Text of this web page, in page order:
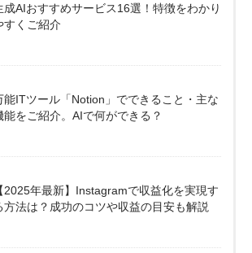
成AIおすすめサービス16選！特徴をわかり
すくご紹介
能ITツール「Notion」でできること・主な
能をご紹介。AIで何ができる？
【2025年最新】Instagramで収益化を実現す
方法は？成功のコツや収益の目安も解説